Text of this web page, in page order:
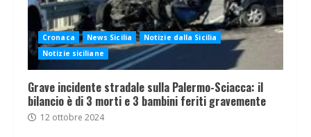
Cronaca News Sicilia
Notizie dalla Sicilia
Notizie siciliane
Grave incidente stradale sulla Palermo-Sciacca: il
bilancio è di 3 morti e 3 bambini feriti gravemente
12 ottobre 2024